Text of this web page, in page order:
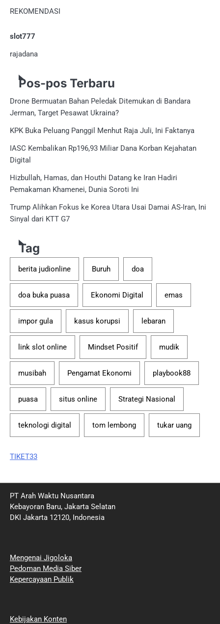
REKOMENDASI
slot777
rajadana
Pos-pos Terbaru
Drone Bermuatan Bahan Peledak Ditemukan di Bandara
Jerman, Target Pesawat Ukraina?
KPK Buka Peluang Panggil Menhut Raja Juli, Ini Faktanya
IASC Kembalikan Rp196,93 Miliar Dana Korban Kejahatan
Digital
Hizbullah, Hamas, dan Houthi Datang ke Iran Hadiri
Pemakaman Khamenei, Dunia Soroti Ini
Trump Alihkan Fokus ke Korea Utara Usai Damai AS-Iran, Ini
Sinyal dari KTT G7
Tag
berita judionline Buruh doa
doa buka puasa Ekonomi Digital emas
impor gula kasus korupsi lebaran
link slot online Mindset Positif mudik
musibah Pengamat Ekonomi playbook88
puasa situs online Strategi Nasional
teknologi digital tom lembong tukar uang
TIKET33
PT Arah Waktu Nusantara
Kebayoran Baru, Jakarta Selatan
DKI Jakarta 12120, Indonesia
Mengenai Jigoloka
Pedoman Media Siber
Kepercayaan Publik
Kebijakan Konten